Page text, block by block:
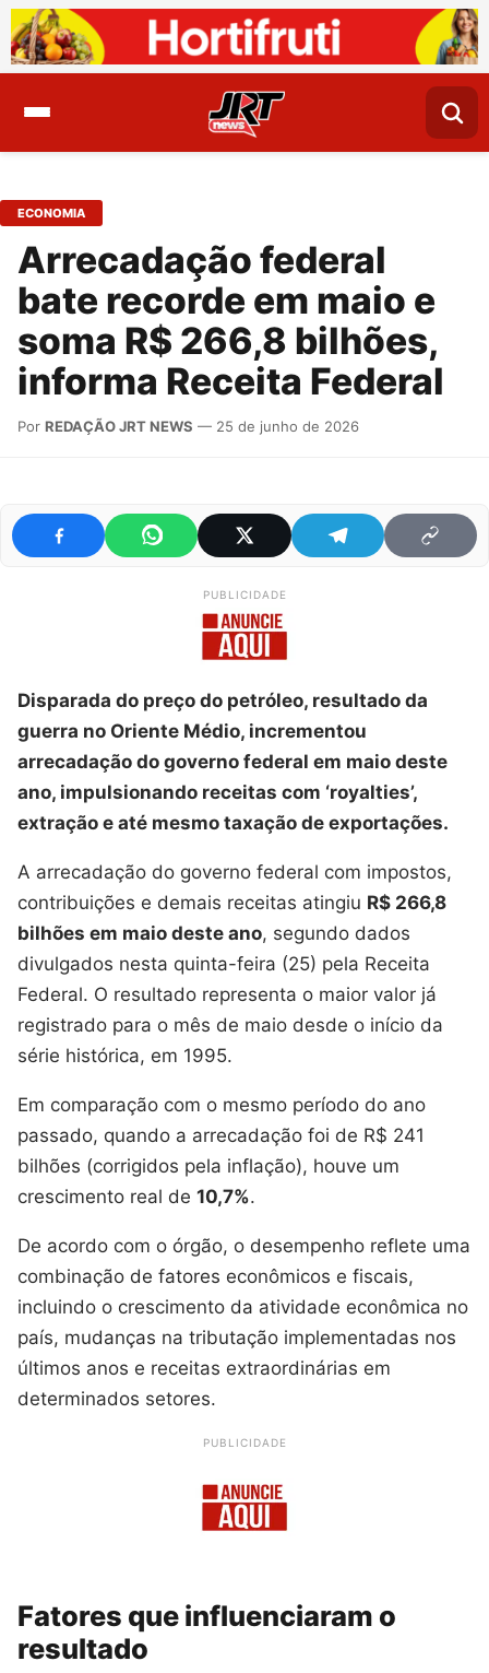
ECONOMIA
Arrecadação federal
bate recorde em maio e
soma R$ 266,8 bilhões,
informa Receita Federal
Por REDAÇÃO JRT NEWS — 25 de junho de 2026
PUBLICIDADE
Disparada do preço do petróleo, resultado da
guerra no Oriente Médio, incrementou
arrecadação do governo federal em maio deste
ano, impulsionando receitas com ‘royalties’,
extração e até mesmo taxação de exportações.
A arrecadação do governo federal com impostos,
contribuições e demais receitas atingiu R$ 266,8
bilhões em maio deste ano, segundo dados
divulgados nesta quinta-feira (25) pela Receita
Federal. O resultado representa o maior valor já
registrado para o mês de maio desde o início da
série histórica, em 1995.
Em comparação com o mesmo período do ano
passado, quando a arrecadação foi de R$ 241
bilhões (corrigidos pela inflação), houve um
crescimento real de 10,7%.
De acordo com o órgão, o desempenho reflete uma
combinação de fatores econômicos e fiscais,
incluindo o crescimento da atividade econômica no
país, mudanças na tributação implementadas nos
últimos anos e receitas extraordinárias em
determinados setores.
PUBLICIDADE
Fatores que influenciaram o
resultado